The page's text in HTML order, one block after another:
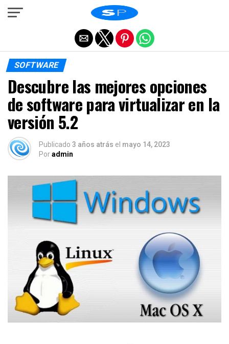
SOFTWARE
Descubre las mejores opciones
de software para virtualizar en la
versión 5.2
Publicado 3 años atrás el mayo 14, 2023
Poradmin
Salir de la versión móvil